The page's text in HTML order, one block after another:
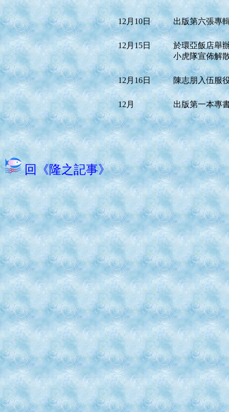
12月10日 出版第六張專
12月15日
於環亞飯店舉
小虎隊宣佈解
12月16日 陳志朋入伍服
12月 出版第一本專
回《隆之記事》